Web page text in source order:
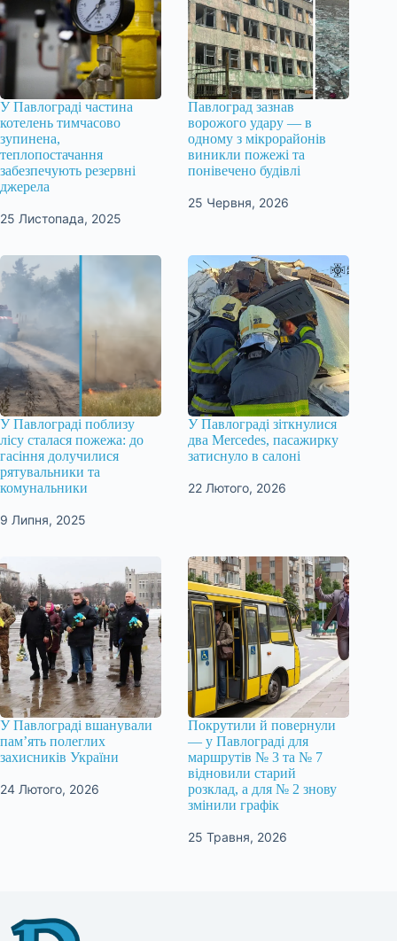
У Павлограді частина
котелень тимчасово
зупинена,
теплопостачання
забезпечують резервні
джерела
25 Листопада, 2025
Павлоград зазнав
ворожого удару — в
одному з мікрорайонів
виникли пожежі та
понівечено будівлі
25 Червня, 2026
У Павлограді поблизу
лісу сталася пожежа: до
гасіння долучилися
рятувальники та
комунальники
9 Липня, 2025
У Павлограді зіткнулися
два Mercedes, пасажирку
затиснуло в салоні
22 Лютого, 2026
У Павлограді вшанували
пам’ять полеглих
захисників України
24 Лютого, 2026
Покрутили й повернули
— у Павлограді для
маршрутів № 3 та № 7
відновили старий
розклад, а для № 2 знову
змінили графік
25 Травня, 2026